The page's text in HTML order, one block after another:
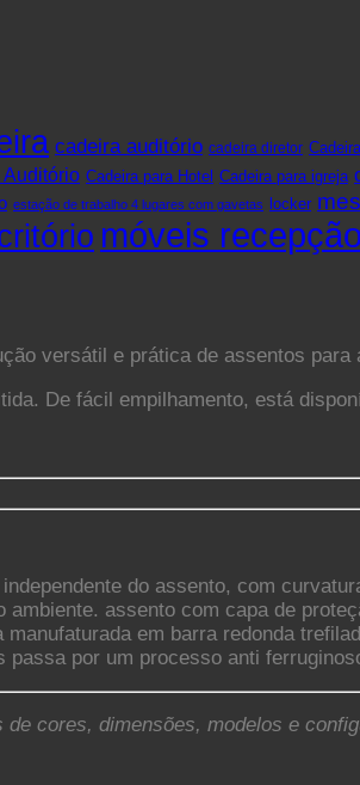
cadeira auditório cadeira diretor
Cadeira para Hotel Cadeira para igreja
estação de trabalho 4 lugares com gavetas locker
móveis recepção
versátil e prática de assentos
De fácil empilhamento, está
do assento, com
assento com capa de
em barra redonda
por um processo anti
cores, dimensões, modelos e